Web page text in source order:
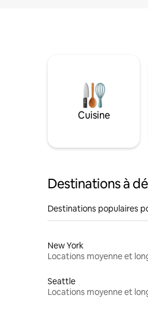
Cuisine
Destinations à
Destinations populaires
New York
Seattle